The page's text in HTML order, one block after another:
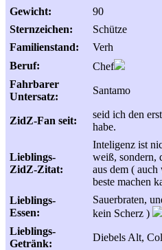
Gewicht:
90
Sternzeichen:
Schütze
Familienstand:
Verh
Beruf:
Chef
Fahrbarer
Untersatz:
Santamo
ZidZ-Fan seit:
seid ich den
habe.
Lieblings-
ZidZ-Zitat:
Inteligenz ist
weiß, sondern,
aus dem (
beste machen
Lieblings-
Essen:
Sauerbraten,
kein Scherz )
Lieblings-
Getränk:
Diebels Alt,